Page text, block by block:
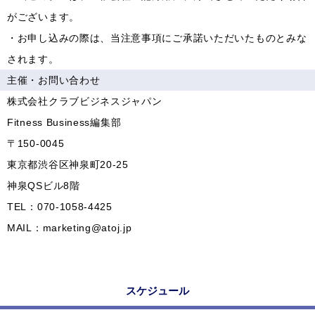
がございます。
・お申し込みの際は、当注意事項にご承諾いただいたものとみな
されます。
主催・お問い合わせ
株式会社クラブビジネスジャパン
Fitness Business編集部
〒150-0045
東京都渋谷区神泉町20-25
神泉QSビル8階
TEL：070-1058-4425
MAIL：marketing@atoj.jp
スケジュール